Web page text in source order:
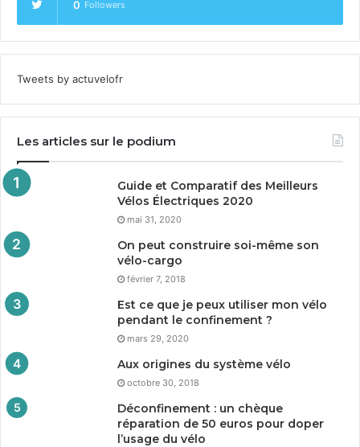
0 Followers
Tweets by actuvelofr
Les articles sur le podium
Guide et Comparatif des Meilleurs
Vélos Électriques 2020
mai 31, 2020
On peut construire soi-même son
vélo-cargo
février 7, 2018
Est ce que je peux utiliser mon vélo
pendant le confinement ?
mars 29, 2020
Aux origines du système vélo
octobre 30, 2018
Déconfinement : un chèque
réparation de 50 euros pour doper
l’usage du vélo